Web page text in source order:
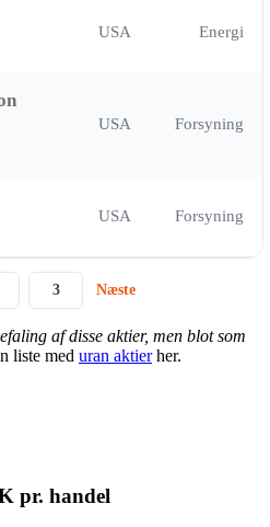
USA Energi
USA Forsyning
USA Forsyning
3 Næste
af disse aktier, men blot som
liste med uran aktierher.
pr. handel